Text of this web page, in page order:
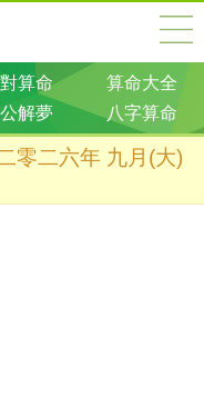
算命
算命大全
解夢 八字算命
零二六年 九月(大)